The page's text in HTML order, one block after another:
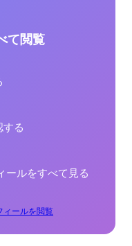
て閲覧
する
ールをすべて見る
ィールを閲覧